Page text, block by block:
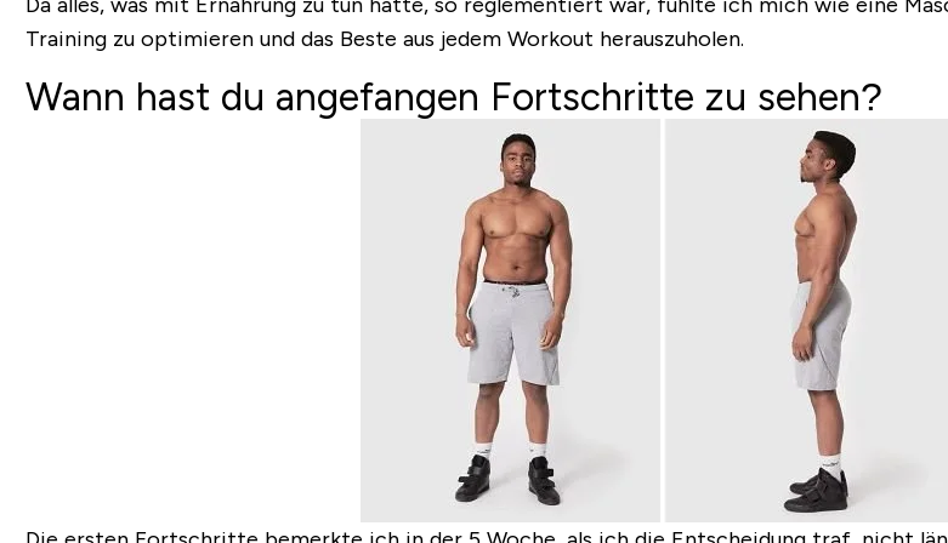
Training zu optimieren und das Beste aus jedem Workout herauszuholen.
Wann hast du angefangen Fortschritte zu sehen?